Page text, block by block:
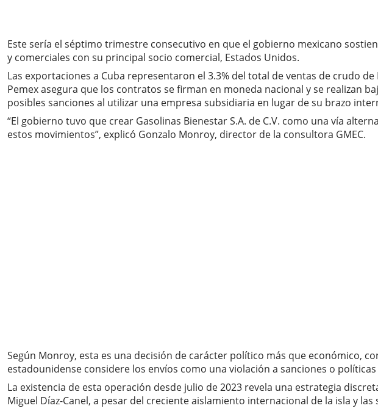
Este sería el séptimo trimestre consecutivo en que el gobierno mexicano
y comerciales con su principal socio comercial, Estados Unidos.
Las exportaciones a Cuba representaron el 3.3% del total de ventas de crudo
Pemex asegura que los contratos se firman en moneda nacional y se realizan
posibles sanciones al utilizar una empresa subsidiaria en lugar de su brazo
“El gobierno tuvo que crear Gasolinas Bienestar S.A. de C.V. como una vía
estos movimientos”, explicó Gonzalo Monroy, director de la consultora GMEC.
Según Monroy, esta es una decisión de carácter político más que económico,
estadounidense considere los envíos como una violación a sanciones o
La existencia de esta operación desde julio de 2023 revela una estrategia
Miguel Díaz-Canel, a pesar del creciente aislamiento internacional de la isla y